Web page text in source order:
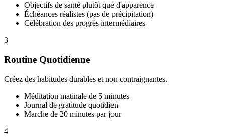
Objectifs de santé plutôt que d'apparence
Échéances réalistes (pas de précipitation)
Célébration des progrès intermédiaires
3
Routine Quotidienne
Créez des habitudes durables et non contraignantes.
Méditation matinale de 5 minutes
Journal de gratitude quotidien
Marche de 20 minutes par jour
4